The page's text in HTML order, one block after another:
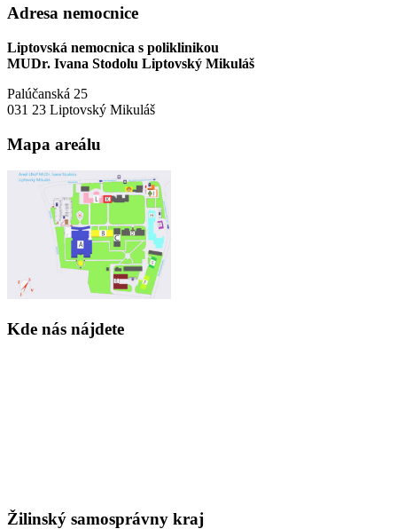
Adresa nemocnice
Liptovská nemocnica s poliklinikou
MUDr. Ivana Stodolu Liptovský Mikuláš
Palúčanská 25
031 23 Liptovský Mikuláš
Mapa areálu
Kde nás nájdete
Žilinský samosprávny kraj